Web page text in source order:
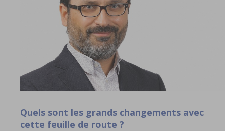
Quels sont les grands changements avec
cette feuille de route ?